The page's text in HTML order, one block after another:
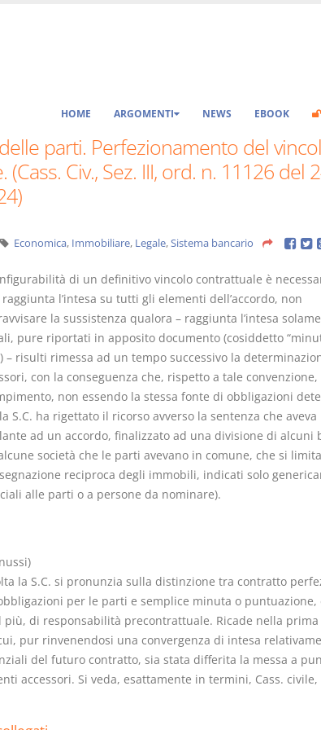
HOME ARGOMENTI NEWS EBOOK
parti. Perfezionamento del
(Cass. Civ., Sez. III, ord. n. 11126 del
Economica, Immobiliare, Legale,Sistema bancario
di un definitivo vincolo contrattuale è
l’intesa su tutti gli elementi dell’accordo, non
la sussistenza qualora – raggiunta l’intesa
pure riportati in apposito documento (cosiddetto
– risulti rimessa ad un tempo successivo la
con la conseguenza che, rispetto a tale
non essendo la stessa fonte di obbligazioni
S.C. ha rigettato il ricorso avverso la sentenza che aveva
ad un accordo, finalizzato ad una divisione di alcuni
società che le parti avevano in comune, che si
reciproca degli immobili, indicati solo
alle parti o a persone da nominare).
la S.C. si pronunzia sulla distinzione tra contratto
per le parti e semplice minuta o puntuazione,
più, di responsabilità precontrattuale. Ricade nella
pur rinvenendosi una convergenza di intesa
del futuro contratto, sia stata differita la messa a
accessori. Si veda, esattamente in termini, Cass. civile,
Prescrizione e
decadenza
Rapporto